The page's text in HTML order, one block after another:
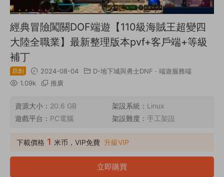
經典冒險闖關DOF端遊【110級海賊王超變四
大陸全職業】最新整理版本pvf+客戶端+等級
補丁
原創 2024-08-04 D-地下城與勇士DNF · 端遊服務端
1.09k
推廣
資源大小： 20.6 GB 架設系統： Linux
遊戲平台： PC電腦 架設難度： 手工架設
下載價格 1 米币，VIP免費 升級VIP
立即購買